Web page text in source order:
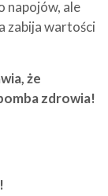
napojów, ale
zabija wartości
że
zdrowia!